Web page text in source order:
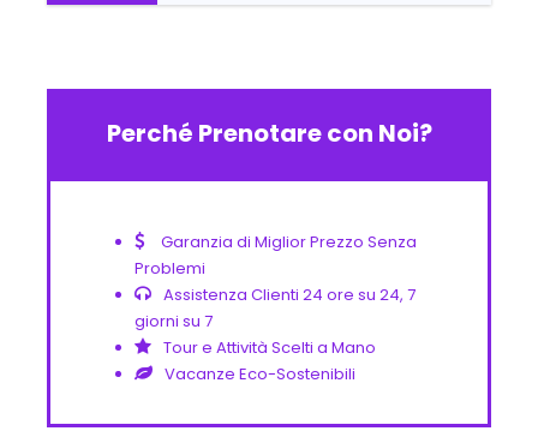
Perché Prenotare con Noi?
Garanzia di Miglior Prezzo Senza
Problemi
Assistenza Clienti 24 ore su 24, 7
giorni su 7
Tour e Attività Scelti a Mano
Vacanze Eco-Sostenibili